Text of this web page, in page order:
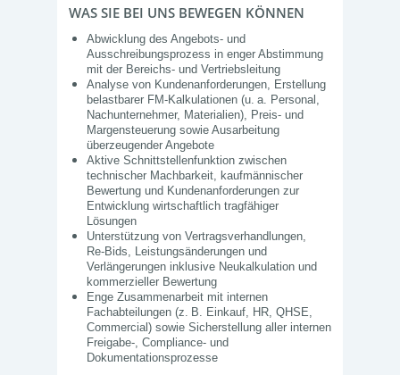
WAS SIE BEI UNS BEWEGEN KÖNNEN
Abwicklung des Angebots‑ und
Ausschreibungsprozess in enger Abstimmung
mit der Bereichs- und Vertriebsleitung
Analyse von Kundenanforderungen, Erstellung
belastbarer FM‑Kalkulationen (u. a. Personal,
Nachunternehmer, Materialien), Preis‑ und
Margensteuerung sowie Ausarbeitung
überzeugender Angebote
Aktive Schnittstellenfunktion zwischen
technischer Machbarkeit, kaufmännischer
Bewertung und Kundenanforderungen zur
Entwicklung wirtschaftlich tragfähiger
Lösungen
Unterstützung von Vertragsverhandlungen,
Re‑Bids, Leistungsänderungen und
Verlängerungen inklusive Neukalkulation und
kommerzieller Bewertung
Enge Zusammenarbeit mit internen
Fachabteilungen (z. B. Einkauf, HR, QHSE,
Commercial) sowie Sicherstellung aller internen
Freigabe‑, Compliance‑ und
Dokumentationsprozesse